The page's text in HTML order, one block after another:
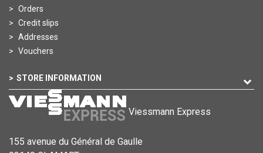
Orders
Credit slips
Addresses
Vouchers
STORE INFORMATION
Viessmann Express
155 avenue du Général de Gaulle